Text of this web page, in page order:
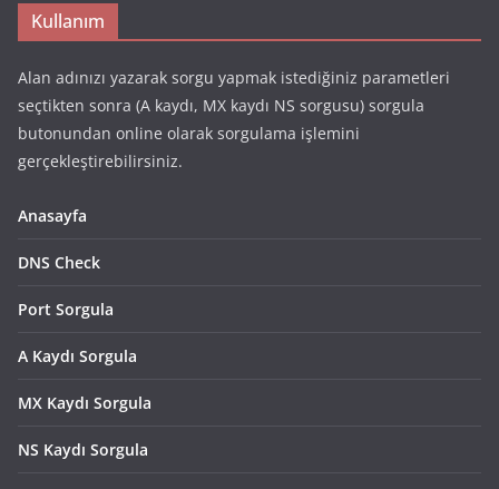
Kullanım
Alan adınızı yazarak sorgu yapmak istediğiniz parametleri
seçtikten sonra (A kaydı, MX kaydı NS sorgusu) sorgula
butonundan online olarak sorgulama işlemini
gerçekleştirebilirsiniz.
Anasayfa
DNS Check
Port Sorgula
A Kaydı Sorgula
MX Kaydı Sorgula
NS Kaydı Sorgula